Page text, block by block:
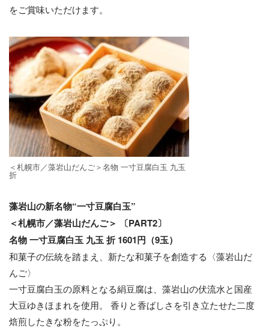
をご賞味いただけます。
＜札幌市／藻岩⼭だんご＞名物 ⼀⼨⾖腐⽩⽟ 九⽟
折
藻岩山の新名物“一寸豆腐白玉”
＜札幌市／藻岩⼭だんご＞ 〔PART2〕
名物 ⼀⼨⾖腐⽩⽟ 九⽟ 折 1601円（9⽟）
和菓子の伝統を踏まえ、新たな和菓子を創造する〈藻岩山だ
んご〉
⼀⼨⾖腐⽩⽟の原料となる絹⾖腐は、藻岩⼭の伏流⽔と国産
⼤⾖ゆきほまれを使⽤。 香りと香ばしさを引き立たせた⼆度
焙煎したきな粉をたっぷり。